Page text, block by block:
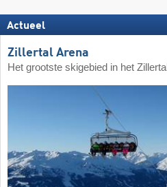
Actueel
Zillertal Arena
Het grootste skigebied in het Zillertal